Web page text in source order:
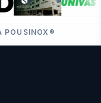
POUSINOX®